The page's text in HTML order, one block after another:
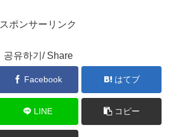
スポンサーリンク
공유하기/ Share
Facebook はてブ
LINE コピー